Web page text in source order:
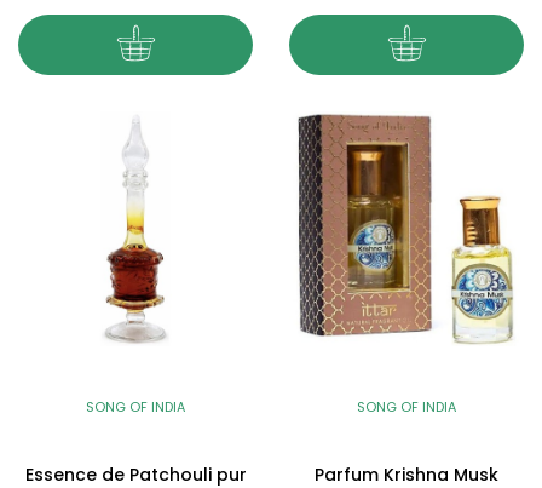
SONG OF INDIA
Essence de Patchouli pur
SONG OF INDIA
Parfum Krishna Musk